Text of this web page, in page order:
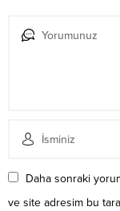
Daha sonraki
ve site adresim bu